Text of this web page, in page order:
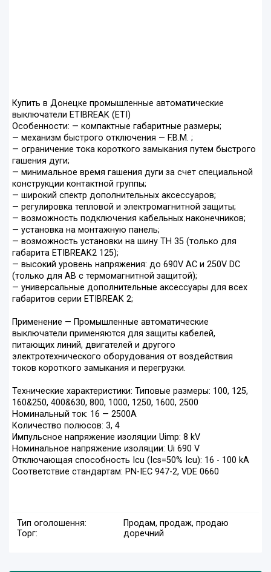
Купить в Донецке промышленные автоматические
выключатели ETIBREAK (ETI)
Особенности: — компактные габаритные размеры;
— механизм быстрого отключения — F.B.M. ;
— ограничение тока короткого замыкания путем быстрого
гашения дуги;
— минимальное время гашения дуги за счет специальной
конструкции контактной группы;
— широкий спектр дополнительных аксессуаров;
— регулировка тепловой и электромагнитной защиты;
— возможность подключения кабельных наконечников;
— установка на монтажную панель;
— возможность установки на шину ТН 35 (только для
габарита ETIBREAK2 125);
— высокий уровень напряжения: до 690V AC и 250V DC
(только для АВ с термомагнитной защитой);
— универсальные дополнительные аксессуары для всех
габаритов серии ETIBREAK 2;
Применение — Промышленные автоматические
выключатели применяются для защиты кабелей,
питающих линий, двигателей и другого
электротехнического оборудования от воздействия
токов короткого замыкания и перегрузки.
Технические характеристики: Типовые размеры: 100, 125,
160&250, 400&630, 800, 1000, 1250, 1600, 2500
Номинальный ток: 16 — 2500A
Количество полюсов: 3, 4
Импульсное напряжение изоляции Uimp: 8 kV
Номинальное напряжение изоляции: Ui 690 V
Отключающая способность Icu (Ics=50% Icu): 16 - 100 kA
Соответствие стандартам: PN-IEC 947-2, VDE 0660
Тип оголошення:
Продам, продаж, продаю
Торг:
доречний